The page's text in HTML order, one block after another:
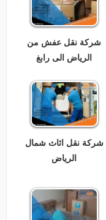
شركة نقل عفش من
الرياض الى رابغ
شركة نقل اثاث شمال
الرياض